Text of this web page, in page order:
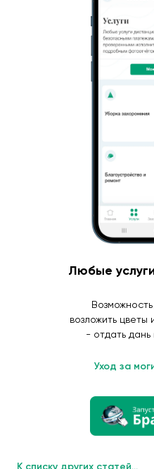
Любые
возложить цветы
- отдать дань
Уход за
К списку других статей...